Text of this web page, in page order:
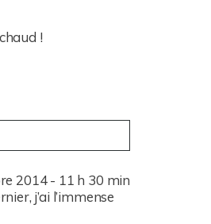
!
2014 - 11 h 30 min
j’ai l’immense